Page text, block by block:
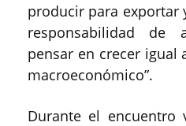
producir para exportar
responsabilidad de
pensar en crecer igual
macroeconómico”.
Durante el